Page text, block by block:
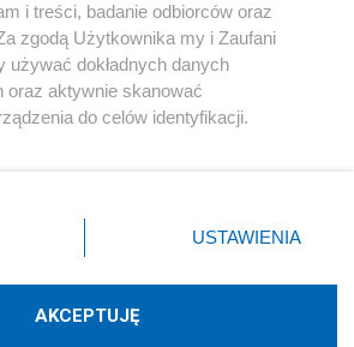
Instagram Youtube
i treści, badanie odbiorców oraz
zgodą Użytkownika my i Zaufani
używać dokładnych danych
oraz aktywnie skanować
do celów identyfikacji.
przycisk ustawień prywatności
dolnym rogu strony
danych nie wymagają zgody
prawo sprzeciwić się takiemu
USTAWIENIA
AKCEPTUJĘ